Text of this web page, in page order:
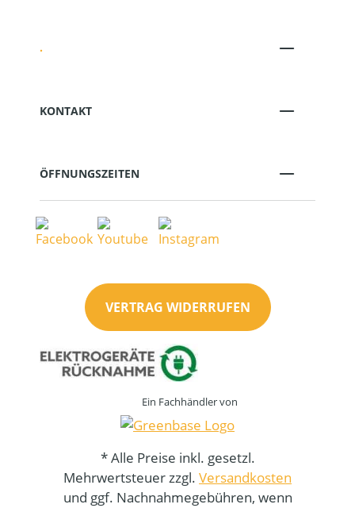
.
KONTAKT
ÖFFNUNGSZEITEN
VERTRAG WIDERRUFEN
Ein Fachhändler von
* Alle Preise inkl. gesetzl.
Mehrwertsteuer zzgl. Versandkosten
und ggf. Nachnahmegebühren, wenn